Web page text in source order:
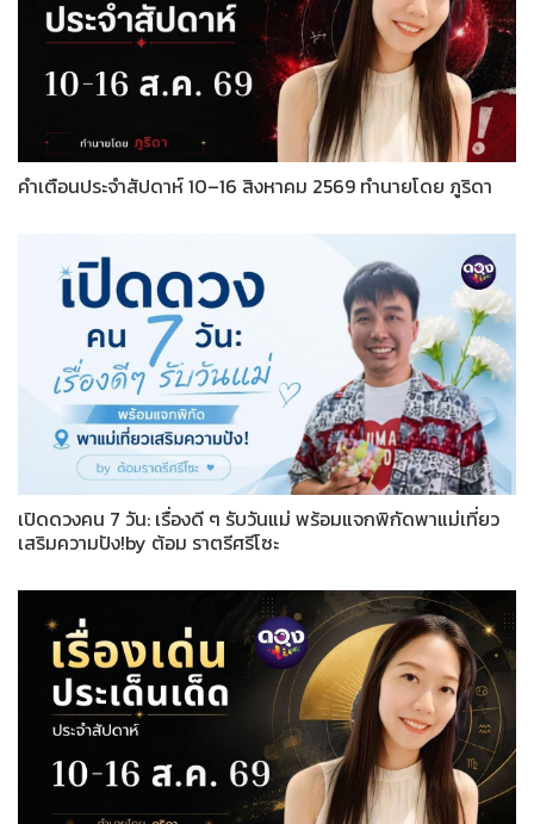
คำเตือนประจำสัปดาห์ 10–16 สิงหาคม 2569 ทำนายโดย ภูริดา
เปิดดวงคน 7 วัน: เรื่องดี ๆ รับวันแม่ พร้อมแจกพิกัดพาแม่เที่ยว
เสริมความปัง!by ต้อม ราตรีศรีโซะ